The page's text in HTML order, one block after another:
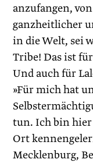
anzufangen,
ganzheitlicher
in die Welt, sei
Tribe! Das ist für
Und auch für
»Für mich hat
tun. Ich bin hier
Ort
Mecklenburg,